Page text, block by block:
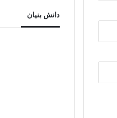
دانش‌ بنیان‌